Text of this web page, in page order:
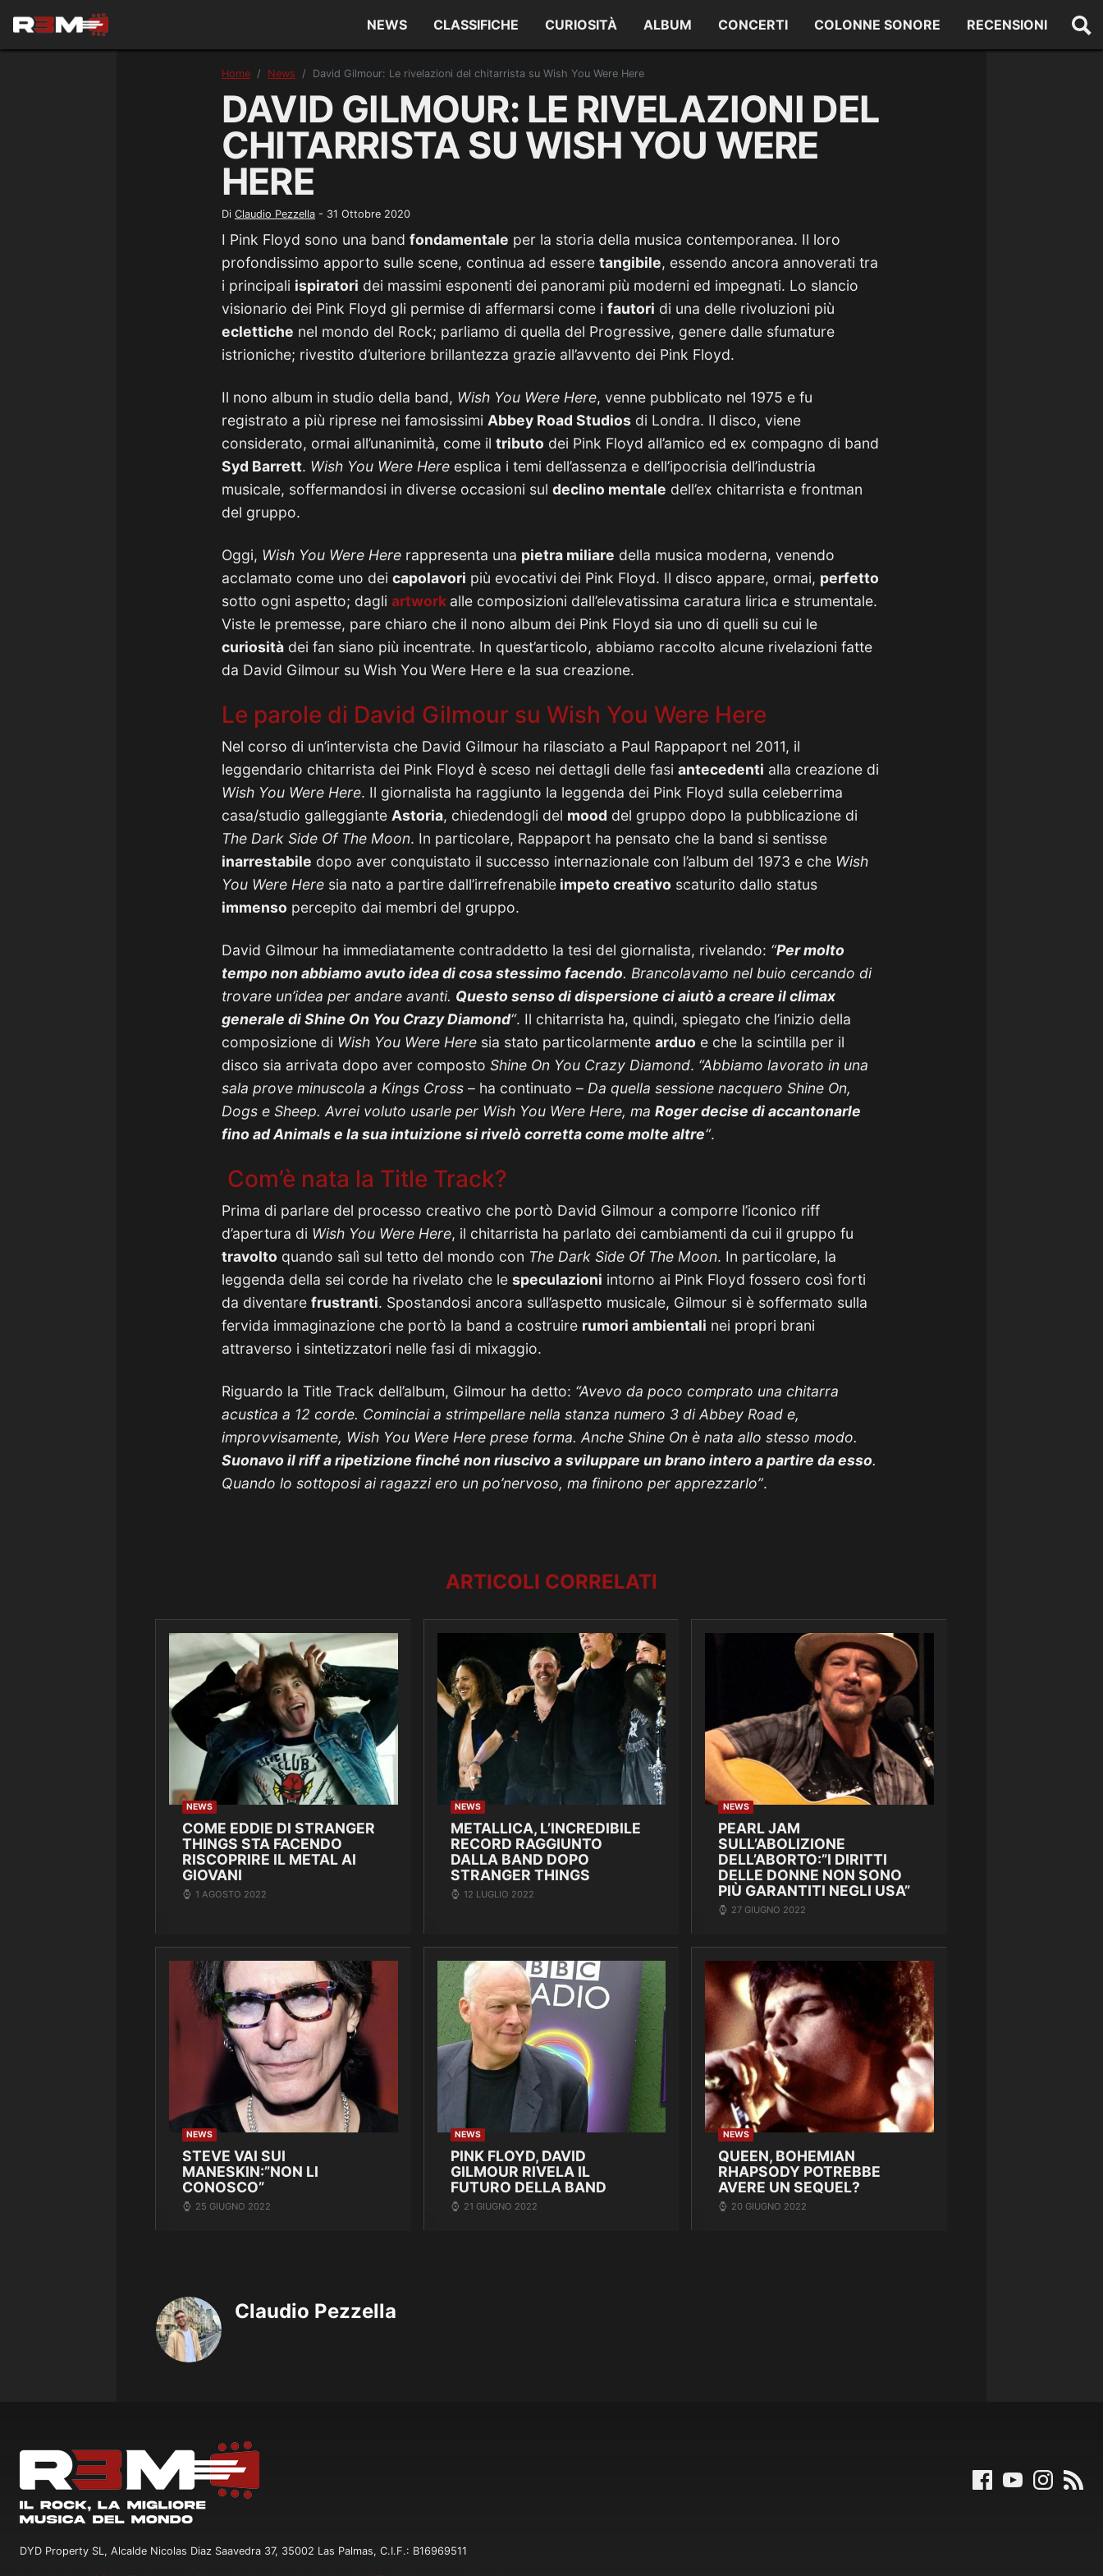
NEWS CLASSIFICHE CURIOSITÀ ALBUM CONCERTI COLONNE SONORE RECENSIONI
Home News David Gilmour: Le rivelazioni del chitarrista su Wish You Were Here
DAVID GILMOUR: LE RIVELAZIONI DEL
CHITARRISTA SU WISH YOU WERE
HERE
Di Claudio Pezzella - 31 Ottobre 2020
I Pink Floyd sono una band fondamentale per la storia della musica contemporanea. Il loro
profondissimo apporto sulle scene, continua ad essere tangibile, essendo ancora annoverati tra
i principali ispiratori dei massimi esponenti dei panorami più moderni ed impegnati. Lo slancio
visionario dei Pink Floyd gli permise di affermarsi come i fautori di una delle rivoluzioni più
eclettiche nel mondo del Rock; parliamo di quella del Progressive, genere dalle sfumature
istrioniche; rivestito d’ulteriore brillantezza grazie all’avvento dei Pink Floyd.
Il nono album in studio della band, Wish You Were Here, venne pubblicato nel 1975 e fu
registrato a più riprese nei famosissimi Abbey Road Studios di Londra. Il disco, viene
considerato, ormai all’unanimità, come il tributo dei Pink Floyd all’amico ed ex compagno di band
Syd Barrett. Wish You Were Here esplica i temi dell’assenza e dell’ipocrisia dell’industria
musicale, soffermandosi in diverse occasioni sul declino mentale dell’ex chitarrista e frontman
del gruppo.
Oggi, Wish You Were Here rappresenta una pietra miliare della musica moderna, venendo
acclamato come uno dei capolavori più evocativi dei Pink Floyd. Il disco appare, ormai, perfetto
sotto ogni aspetto; dagli artwork alle composizioni dall’elevatissima caratura lirica e strumentale.
Viste le premesse, pare chiaro che il nono album dei Pink Floyd sia uno di quelli su cui le
curiosità dei fan siano più incentrate. In quest’articolo, abbiamo raccolto alcune rivelazioni fatte
da David Gilmour su Wish You Were Here e la sua creazione.
Le parole di David Gilmour su Wish You Were Here
Nel corso di un’intervista che David Gilmour ha rilasciato a Paul Rappaport nel 2011, il
leggendario chitarrista dei Pink Floyd è sceso nei dettagli delle fasi antecedenti alla creazione di
Wish You Were Here. Il giornalista ha raggiunto la leggenda dei Pink Floyd sulla celeberrima
casa/studio galleggiante Astoria, chiedendogli del mood del gruppo dopo la pubblicazione di
The Dark Side Of The Moon. In particolare, Rappaport ha pensato che la band si sentisse
inarrestabile dopo aver conquistato il successo internazionale con l’album del 1973 e che Wish
You Were Here sia nato a partire dall’irrefrenabile impeto creativo scaturito dallo status
immenso percepito dai membri del gruppo.
David Gilmour ha immediatamente contraddetto la tesi del giornalista, rivelando: “Per molto
tempo non abbiamo avuto idea di cosa stessimo facendo. Brancolavamo nel buio cercando di
trovare un’idea per andare avanti. Questo senso di dispersione ci aiutò a creare il climax
generale di Shine On You Crazy Diamond“. Il chitarrista ha, quindi, spiegato che l’inizio della
composizione di Wish You Were Here sia stato particolarmente arduo e che la scintilla per il
disco sia arrivata dopo aver composto Shine On You Crazy Diamond. “Abbiamo lavorato in una
sala prove minuscola a Kings Cross – ha continuato – Da quella sessione nacquero Shine On,
Dogs e Sheep. Avrei voluto usarle per Wish You Were Here, ma Roger decise di accantonarle
fino ad Animals e la sua intuizione si rivelò corretta come molte altre“.
Com’è nata la Title Track?
Prima di parlare del processo creativo che portò David Gilmour a comporre l’iconico riff
d’apertura di Wish You Were Here, il chitarrista ha parlato dei cambiamenti da cui il gruppo fu
travolto quando salì sul tetto del mondo con The Dark Side Of The Moon. In particolare, la
leggenda della sei corde ha rivelato che le speculazioni intorno ai Pink Floyd fossero così forti
da diventare frustranti. Spostandosi ancora sull’aspetto musicale, Gilmour si è soffermato sulla
fervida immaginazione che portò la band a costruire rumori ambientali nei propri brani
attraverso i sintetizzatori nelle fasi di mixaggio.
Riguardo la Title Track dell’album, Gilmour ha detto: “Avevo da poco comprato una chitarra
acustica a 12 corde. Cominciai a strimpellare nella stanza numero 3 di Abbey Road e,
improvvisamente, Wish You Were Here prese forma. Anche Shine On è nata allo stesso modo.
Suonavo il riff a ripetizione finché non riuscivo a sviluppare un brano intero a partire da esso.
Quando lo sottoposi ai ragazzi ero un po’nervoso, ma finirono per apprezzarlo”.
ARTICOLI CORRELATI
NEWS
COME EDDIE DI STRANGER
THINGS STA FACENDO
RISCOPRIRE IL METAL AI
GIOVANI
1 AGOSTO 2022
NEWS
METALLICA, L’INCREDIBILE
RECORD RAGGIUNTO
DALLA BAND DOPO
STRANGER THINGS
12 LUGLIO 2022
NEWS
PEARL JAM
SULL’ABOLIZIONE
DELL’ABORTO:”I DIRITTI
DELLE DONNE NON SONO
PIÙ GARANTITI NEGLI USA”
27 GIUGNO 2022
NEWS
STEVE VAI SUI
MANESKIN:”NON LI
CONOSCO”
25 GIUGNO 2022
NEWS
PINK FLOYD, DAVID
GILMOUR RIVELA IL
FUTURO DELLA BAND
21 GIUGNO 2022
NEWS
QUEEN, BOHEMIAN
RHAPSODY POTREBBE
AVERE UN SEQUEL?
20 GIUGNO 2022
Claudio Pezzella
DYD Property SL, Alcalde Nicolas Diaz Saavedra 37, 35002 Las Palmas, C.I.F.: B16969511